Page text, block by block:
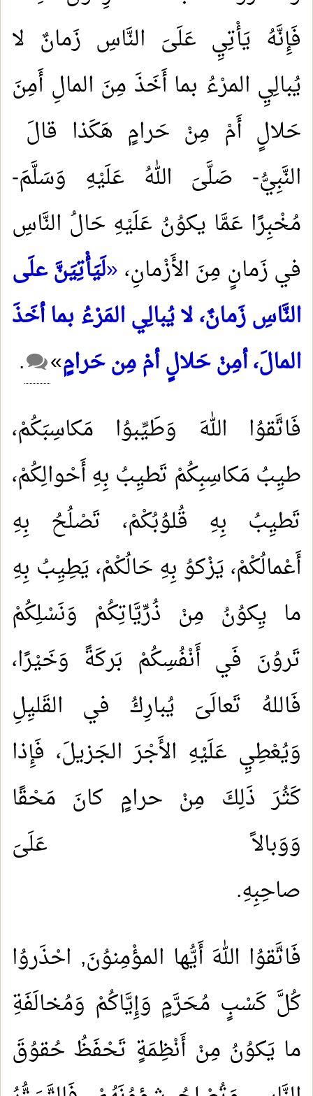
فَإِنَّهُ يَأْتِيِ عَلَىَ النَّاسِ زَمانٌ لا
يُبالِيِ المرْءُ بما أَخَذَ مِنَ المالِ أَمِنَ
حَلالٍ أَمْ مِنْ حَرامٍ هَكَذا قالَ
النَّبِيُّ- صَلَّىَ اللهُ عَلَيْهِ وَسَلَّمَ-
مُخْبِرًا عَمَّا يكوُنُ عَلَيْهِ حَالُ النَّاسِ
في زَمانٍ مِنَ الأَزْمانِ،«لَيَأْتِيَنَّ علَى
النَّاسِ زَمانٌ، لا يُبالِي المَرْءُ بما أخَذَ
المالَ، أمِنْ حَلالٍ أمْ مِن حَرامٍ»
.
فَاتَّقوُا اللهَ وَطَيِّبوُا مَكاسِبَكُمْ،
طيِبُ مَكاسِبِكُمْ تَطيِبُ بِهِ أَحْوالِكُمْ،
تَطيِبُ بِهِ قُلوُبُكْمْ، تَصْلُحُ بِهِ
أَعْمالُكْمْ، يَزْكوُ بِهِ حَالُكْمْ، يَطِيِبُ بِهِ
ما يِكوُنُ مِنْ ذُرِّيَّاتِكُمْ وَنَسْلِكُمْ
تَروُنَ فَي أَنْفُسِكُمْ بَركَةً وَخَيْرًا،
فَاللهُ تَعالَىَ يُبارِكُ في القَليِلِ
وَيُعْطِيِ عَلَيْهِ الأَجْرَ الجَزيلَ، فَإِذا
كَثُرَ ذَلِكَ مِنْ حرامٍ كانَ مَحْقًا
وَوَبالاً عَلَىَ
فَاتَّقوُا اللهَ أَيُّها المؤْمِنوُنَ, احْذَروُا
كُلَّ كَسْبٍ مُحَرَّمٍ وَإِيَّاكُمْ وَمُخالَفَةِ
ما يَكوُنُ مِنْ أَنْظِمَةٍ تَحْفَظُ حُقوُقَ